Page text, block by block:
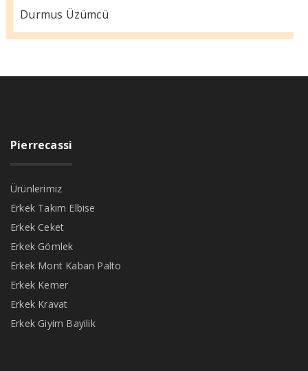
Durmus Üzümcü
Pierrecassi
Ürünlerimiz
Erkek Takım Elbise
Erkek Ceket
Erkek Gömlek
Erkek Mont Kaban Palto
Erkek Kemer
Erkek Kravat
Erkek Giyim Bayilik